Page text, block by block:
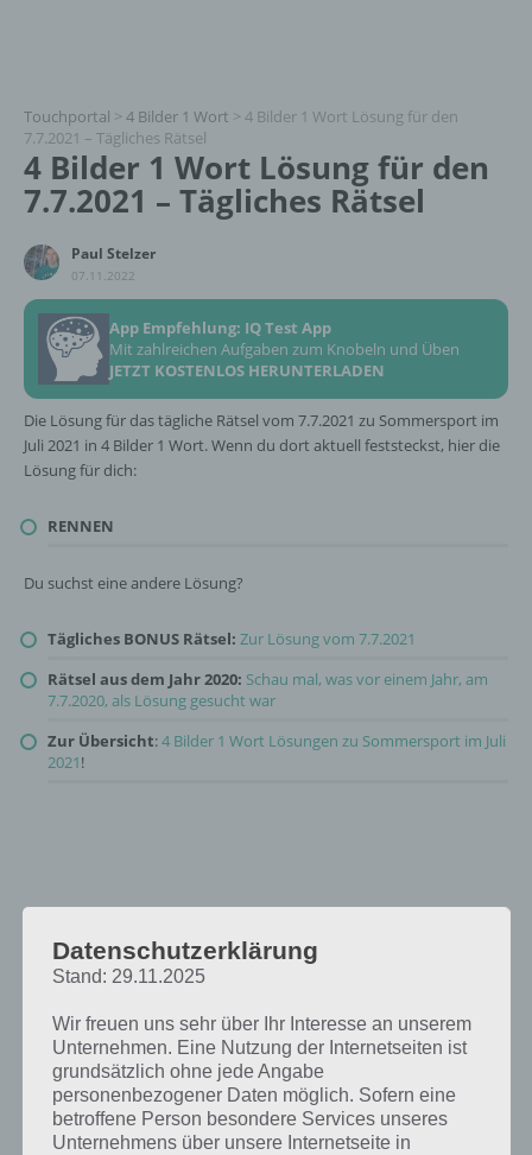
Touchportal > 4 Bilder 1 Wort > 4 Bilder 1 Wort Lösung für den
7.7.2021 – Tägliches Rätsel
4 Bilder 1 Wort Lösung für den
7.7.2021 – Tägliches Rätsel
Paul Stelzer
07.11.2022
App Empfehlung: IQ Test App
Mit zahlreichen Aufgaben zum Knobeln und Üben
JETZT KOSTENLOS HERUNTERLADEN
Die Lösung für das tägliche Rätsel vom 7.7.2021 zu Sommersport im
Juli 2021 in 4 Bilder 1 Wort. Wenn du dort aktuell feststeckst, hier die
Lösung für dich:
RENNEN
Du suchst eine andere Lösung?
Tägliches BONUS Rätsel: Zur Lösung vom 7.7.2021
Rätsel aus dem Jahr 2020: Schau mal, was vor einem Jahr, am
7.7.2020, als Lösung gesucht war
Zur Übersicht:4 Bilder 1 Wort Lösungen zu Sommersport im Juli
2021!
Datenschutzerklärung
Stand: 29.11.2025
Wir freuen uns sehr über Ihr Interesse an unserem
Unternehmen. Eine Nutzung der Internetseiten ist
grundsätzlich ohne jede Angabe
personenbezogener Daten möglich. Sofern eine
betroffene Person besondere Services unseres
Unternehmens über unsere Internetseite in